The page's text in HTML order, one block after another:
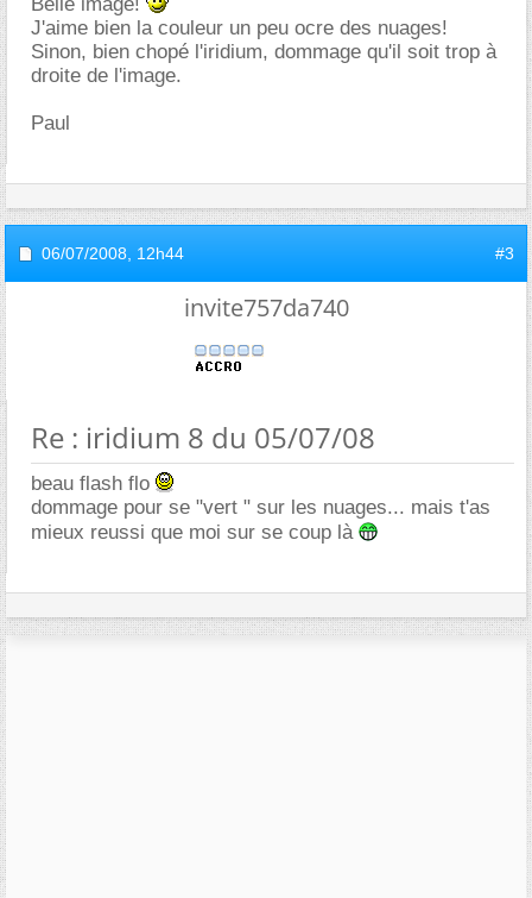
J'aime bien la couleur un peu ocre des nuages!
Sinon, bien chopé l'iridium, dommage qu'il soit trop à
droite de l'image.
Paul
06/07/2008, 12h44 #3
invite757da740
Re : iridium 8 du 05/07/08
beau flash flo
dommage pour se "vert " sur les nuages... mais t'as
mieux reussi que moi sur se coup là